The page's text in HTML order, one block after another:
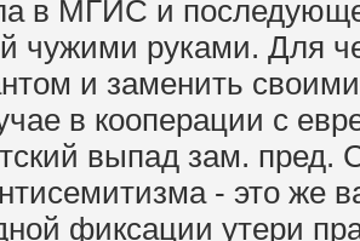
в МГИС и
чужими руками. Для
и заменить
в кооперации с
выпад зам. пред.
- это же
фиксации утери